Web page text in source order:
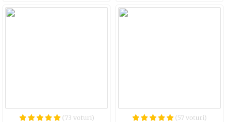
(73 voturi) (57 voturi)